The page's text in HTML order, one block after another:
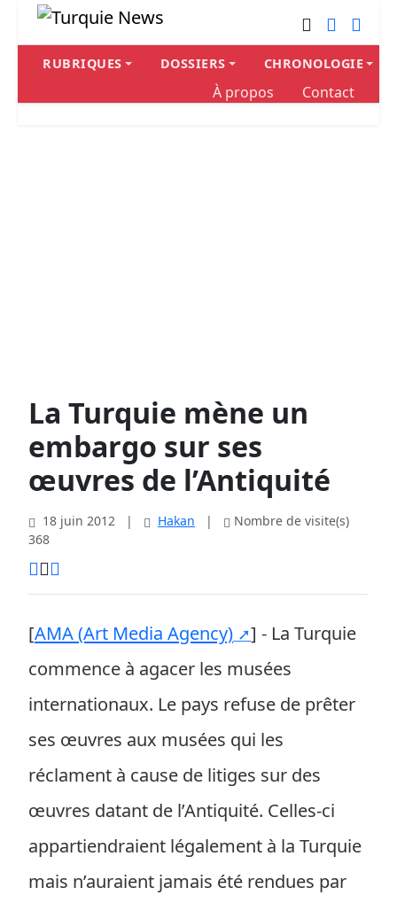
RUBRIQUES DOSSIERS CHRONOLOGIE
À propos Contact
La Turquie mène un
embargo sur ses
œuvres de l’Antiquité
18 juin 2012 | Hakan |
Nombre de visite(s)
368
[AMA (Art Media Agency)
] - La Turquie
commence à agacer les musées
internationaux. Le pays refuse de prêter
ses œuvres aux musées qui les
réclament à cause de litiges sur des
œuvres datant de l’Antiquité. Celles-ci
appartiendraient légalement à la Turquie
mais n’auraient jamais été rendues par